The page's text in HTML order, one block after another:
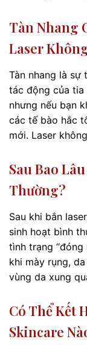
Tàn Nhang
Laser
Tàn nhang là
tác động của tia
nhưng nếu bạn
các tế bào hắc
mới. Laser
Sau Bao
Thường?
Sau khi bắn
sinh hoạt bình
tình trạng “đóng
khi mày rụng,
vùng da xung
Có Thể Kết
Skincare